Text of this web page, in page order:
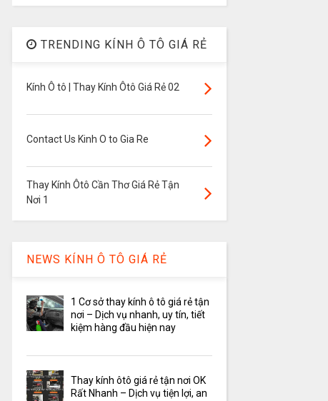
TRENDING KÍNH Ô TÔ GIÁ RẺ
Kính Ô tô | Thay Kính Ôtô Giá Rẻ 02
Contact Us Kinh O to Gia Re
Thay Kính Ôtô Cần Thơ Giá Rẻ Tận
Nơi 1
NEWS KÍNH Ô TÔ GIÁ RẺ
1 Cơ sở thay kính ô tô giá rẻ tận
nơi – Dịch vụ nhanh, uy tín, tiết
kiệm hàng đầu hiện nay
Thay kính ôtô giá rẻ tận nơi OK
Rất Nhanh – Dịch vụ tiện lợi, an